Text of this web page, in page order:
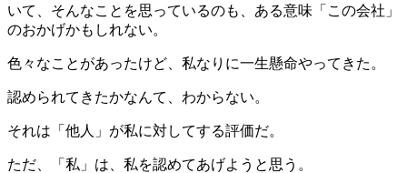
いて、そんなことを思っているのも、ある意味「この会社」
のおかげかもしれない。
色々なことがあったけど、私なりに一生懸命やってきた。
認められてきたかなんて、わからない。
それは「他人」が私に対してする評価だ。
ただ、「私」は、私を認めてあげようと思う。